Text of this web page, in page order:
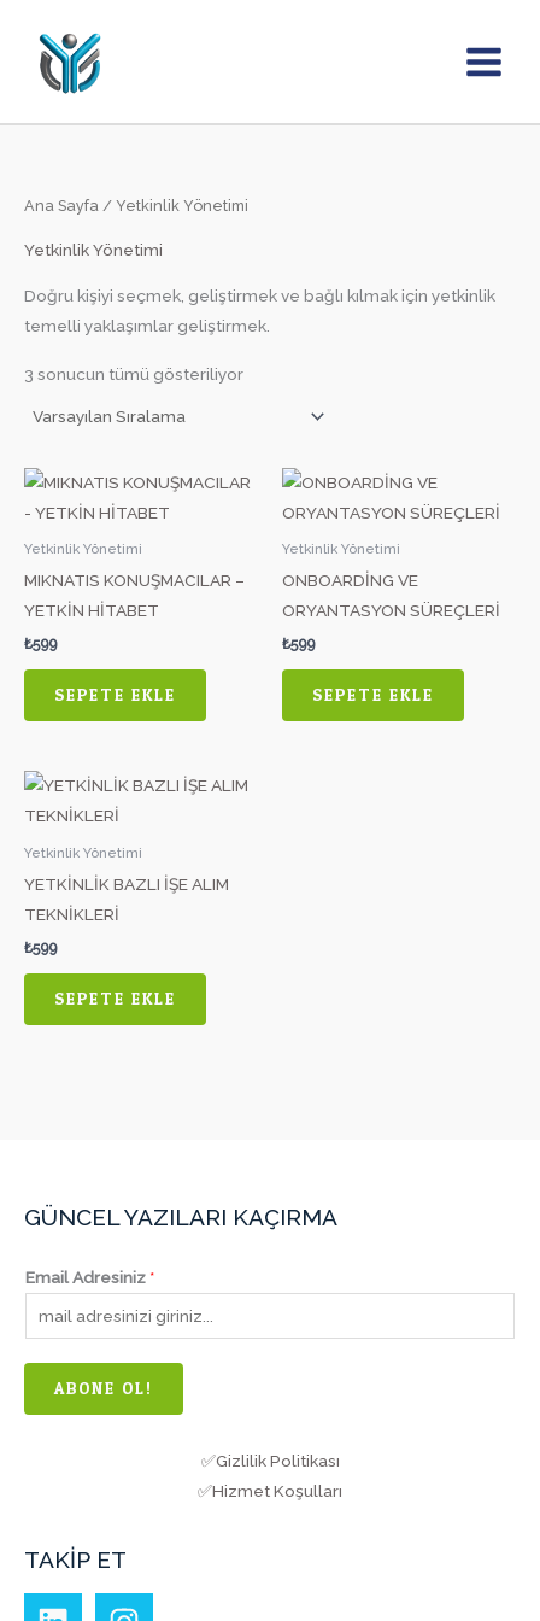
Ana Sayfa / Yetkinlik Yönetimi
Yetkinlik Yönetimi
Doğru kişiyi seçmek, geliştirmek ve bağlı kılmak için yetkinlik
temelli yaklaşımlar geliştirmek.
3 sonucun tümü gösteriliyor
Yetkinlik Yönetimi
MIKNATIS KONUŞMACILAR –
YETKİN HİTABET
₺599
SEPETE EKLE
Yetkinlik Yönetimi
ONBOARDİNG VE
ORYANTASYON SÜREÇLERİ
₺599
SEPETE EKLE
Yetkinlik Yönetimi
YETKİNLİK BAZLI İŞE ALIM
TEKNİKLERİ
₺599
SEPETE EKLE
GÜNCEL YAZILARI KAÇIRMA
Email Adresiniz *
ABONE OL!
✅Gizlilik Politikası
✅Hizmet Koşulları
TAKİP ET